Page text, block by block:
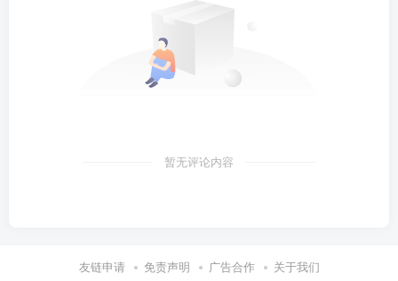
暂无评论内容
友链申请 免责声明 广告合作 关于我们